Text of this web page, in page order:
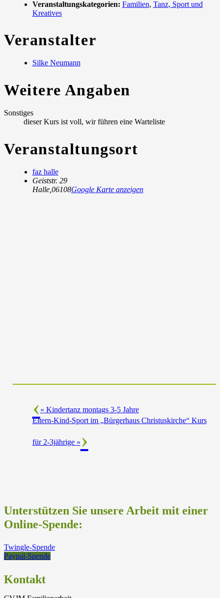
Veranstaltungskategorien: Familien, Tanz, Sport und
Kreatives
Veranstalter
Silke Neumann
Weitere Angaben
Sonstiges
dieser Kurs ist voll, wir führen eine Warteliste
Veranstaltungsort
faz halle
Geiststr. 29
Halle, 06108Google Karte anzeigen
« Kindertanz montags 3-5 Jahre
Eltern-Kind-Sport im „Bürgerhaus Christuskirche“ Kurs
für 2-3jährige »
Unterstützen Sie unsere Arbeit mit einer
Online-Spende:
Twingle-Spende
Paypal-Spende
Kontakt